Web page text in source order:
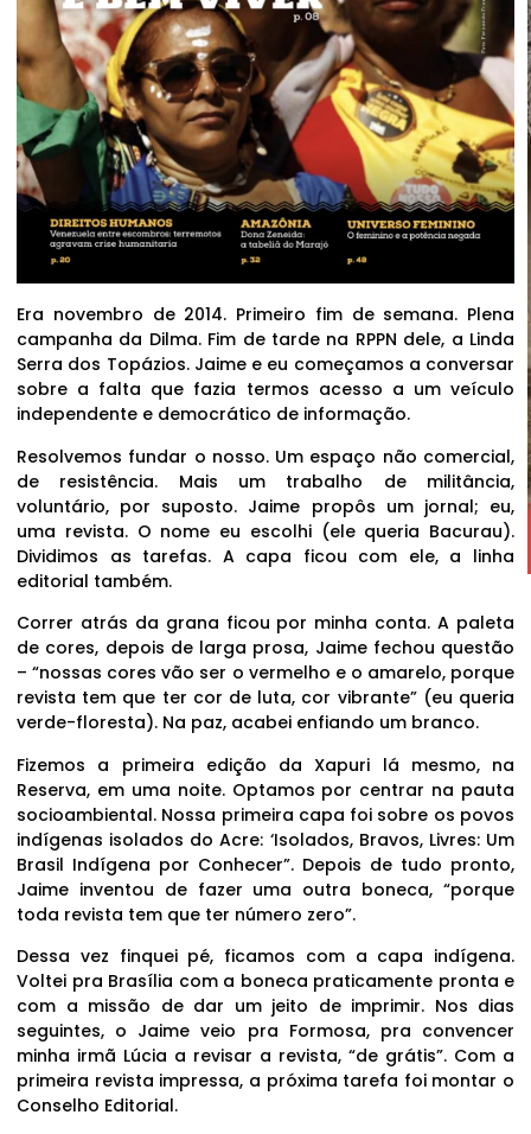
Era novembro de 2014. Primeiro fim de semana. Plena
campanha da Dilma. Fim de tarde na RPPN dele, a Linda
Serra dos Topázios. Jaime e eu começamos a conversar
sobre a falta que fazia termos acesso a um veículo
independente e democrático de informação.
Resolvemos fundar o nosso. Um espaço não comercial,
de resistência. Mais um trabalho de militância,
voluntário, por suposto. Jaime propôs um jornal; eu,
uma revista. O nome eu escolhi (ele queria Bacurau).
Dividimos as tarefas. A capa ficou com ele, a linha
editorial também.
Correr atrás da grana ficou por minha conta. A paleta
de cores, depois de larga prosa, Jaime fechou questão
– “nossas cores vão ser o vermelho e o amarelo, porque
revista tem que ter cor de luta, cor vibrante” (eu queria
verde-floresta). Na paz, acabei enfiando um branco.
Fizemos a primeira edição da Xapuri lá mesmo, na
Reserva, em uma noite. Optamos por centrar na pauta
socioambiental. Nossa primeira capa foi sobre os povos
indígenas isolados do Acre: ‘Isolados, Bravos, Livres: Um
Brasil Indígena por Conhecer”. Depois de tudo pronto,
Jaime inventou de fazer uma outra boneca, “porque
toda revista tem que ter número zero”.
Dessa vez finquei pé, ficamos com a capa indígena.
Voltei pra Brasília com a boneca praticamente pronta e
com a missão de dar um jeito de imprimir. Nos dias
seguintes, o Jaime veio pra Formosa, pra convencer
minha irmã Lúcia a revisar a revista, “de grátis”. Com a
primeira revista impressa, a próxima tarefa foi montar o
Conselho Editorial.